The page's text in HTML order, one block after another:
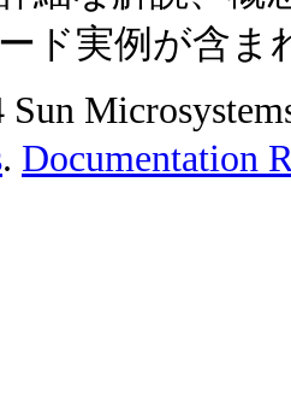
ド実例が含ま
. Documentation